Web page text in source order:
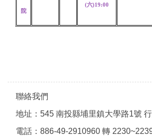
院
(六)19:00
聯絡我們
地址：545 南投縣埔里鎮大學路1號
電話：886-49-2910960 轉